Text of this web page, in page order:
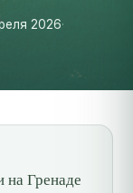
2026·
на Гренаде